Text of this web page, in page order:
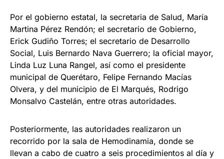
Por el gobierno estatal, la secretaria de Salud, María
Martina Pérez Rendón; el secretario de Gobierno,
Erick Gudiño Torres; el secretario de Desarrollo
Social, Luis Bernardo Nava Guerrero; la oficial mayor,
Linda Luz Luna Rangel, así como el presidente
municipal de Querétaro, Felipe Fernando Macías
Olvera, y del municipio de El Marqués, Rodrigo
Monsalvo Castelán, entre otras autoridades.
Posteriormente, las autoridades realizaron un
recorrido por la sala de Hemodinamia, donde se
llevan a cabo de cuatro a seis procedimientos al día y